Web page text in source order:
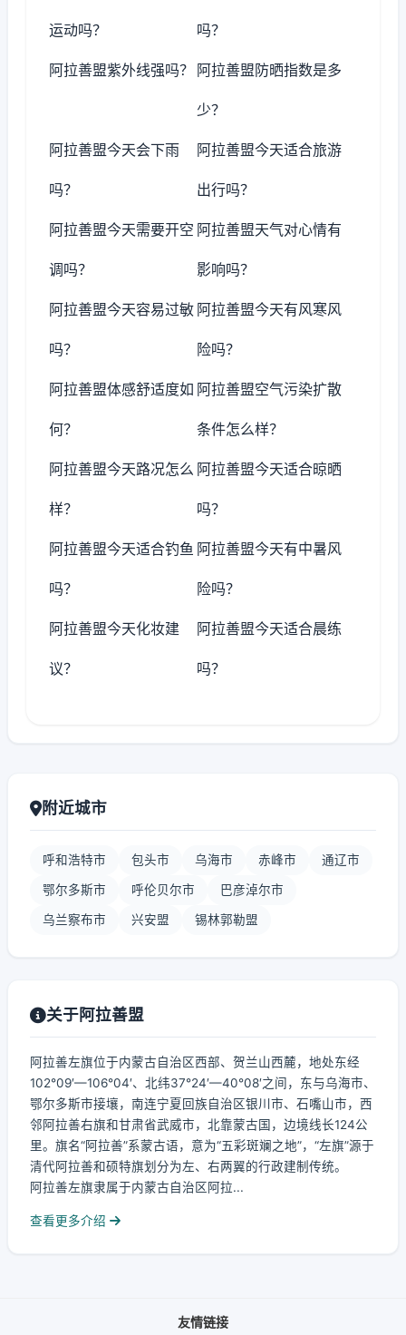
运动吗？ 吗？
阿拉善盟紫外线强吗？ 阿拉善盟防晒指数是多
少？
阿拉善盟今天会下雨
吗？
阿拉善盟今天适合旅游
出行吗？
阿拉善盟今天需要开空
调吗？
阿拉善盟天气对心情有
影响吗？
阿拉善盟今天容易过敏
吗？
阿拉善盟今天有风寒风
险吗？
阿拉善盟体感舒适度如
何？
阿拉善盟空气污染扩散
条件怎么样？
阿拉善盟今天路况怎么
样？
阿拉善盟今天适合晾晒
吗？
阿拉善盟今天适合钓鱼
吗？
阿拉善盟今天有中暑风
险吗？
阿拉善盟今天化妆建
议？
阿拉善盟今天适合晨练
吗？
附近城市
呼和浩特市 包头市 乌海市 赤峰市 通辽市
鄂尔多斯市 呼伦贝尔市 巴彦淖尔市
乌兰察布市 兴安盟 锡林郭勒盟
关于阿拉善盟
阿拉善左旗位于内蒙古自治区西部、贺兰山西麓，地处东经
102°09′—106°04′、北纬37°24′—40°08′之间，东与乌海市、
鄂尔多斯市接壤，南连宁夏回族自治区银川市、石嘴山市，西
邻阿拉善右旗和甘肃省武威市，北靠蒙古国，边境线长124公
里。旗名“阿拉善”系蒙古语，意为“五彩斑斓之地”，“左旗”源于
清代阿拉善和硕特旗划分为左、右两翼的行政建制传统。
阿拉善左旗隶属于内蒙古自治区阿拉...
查看更多介绍
友情链接